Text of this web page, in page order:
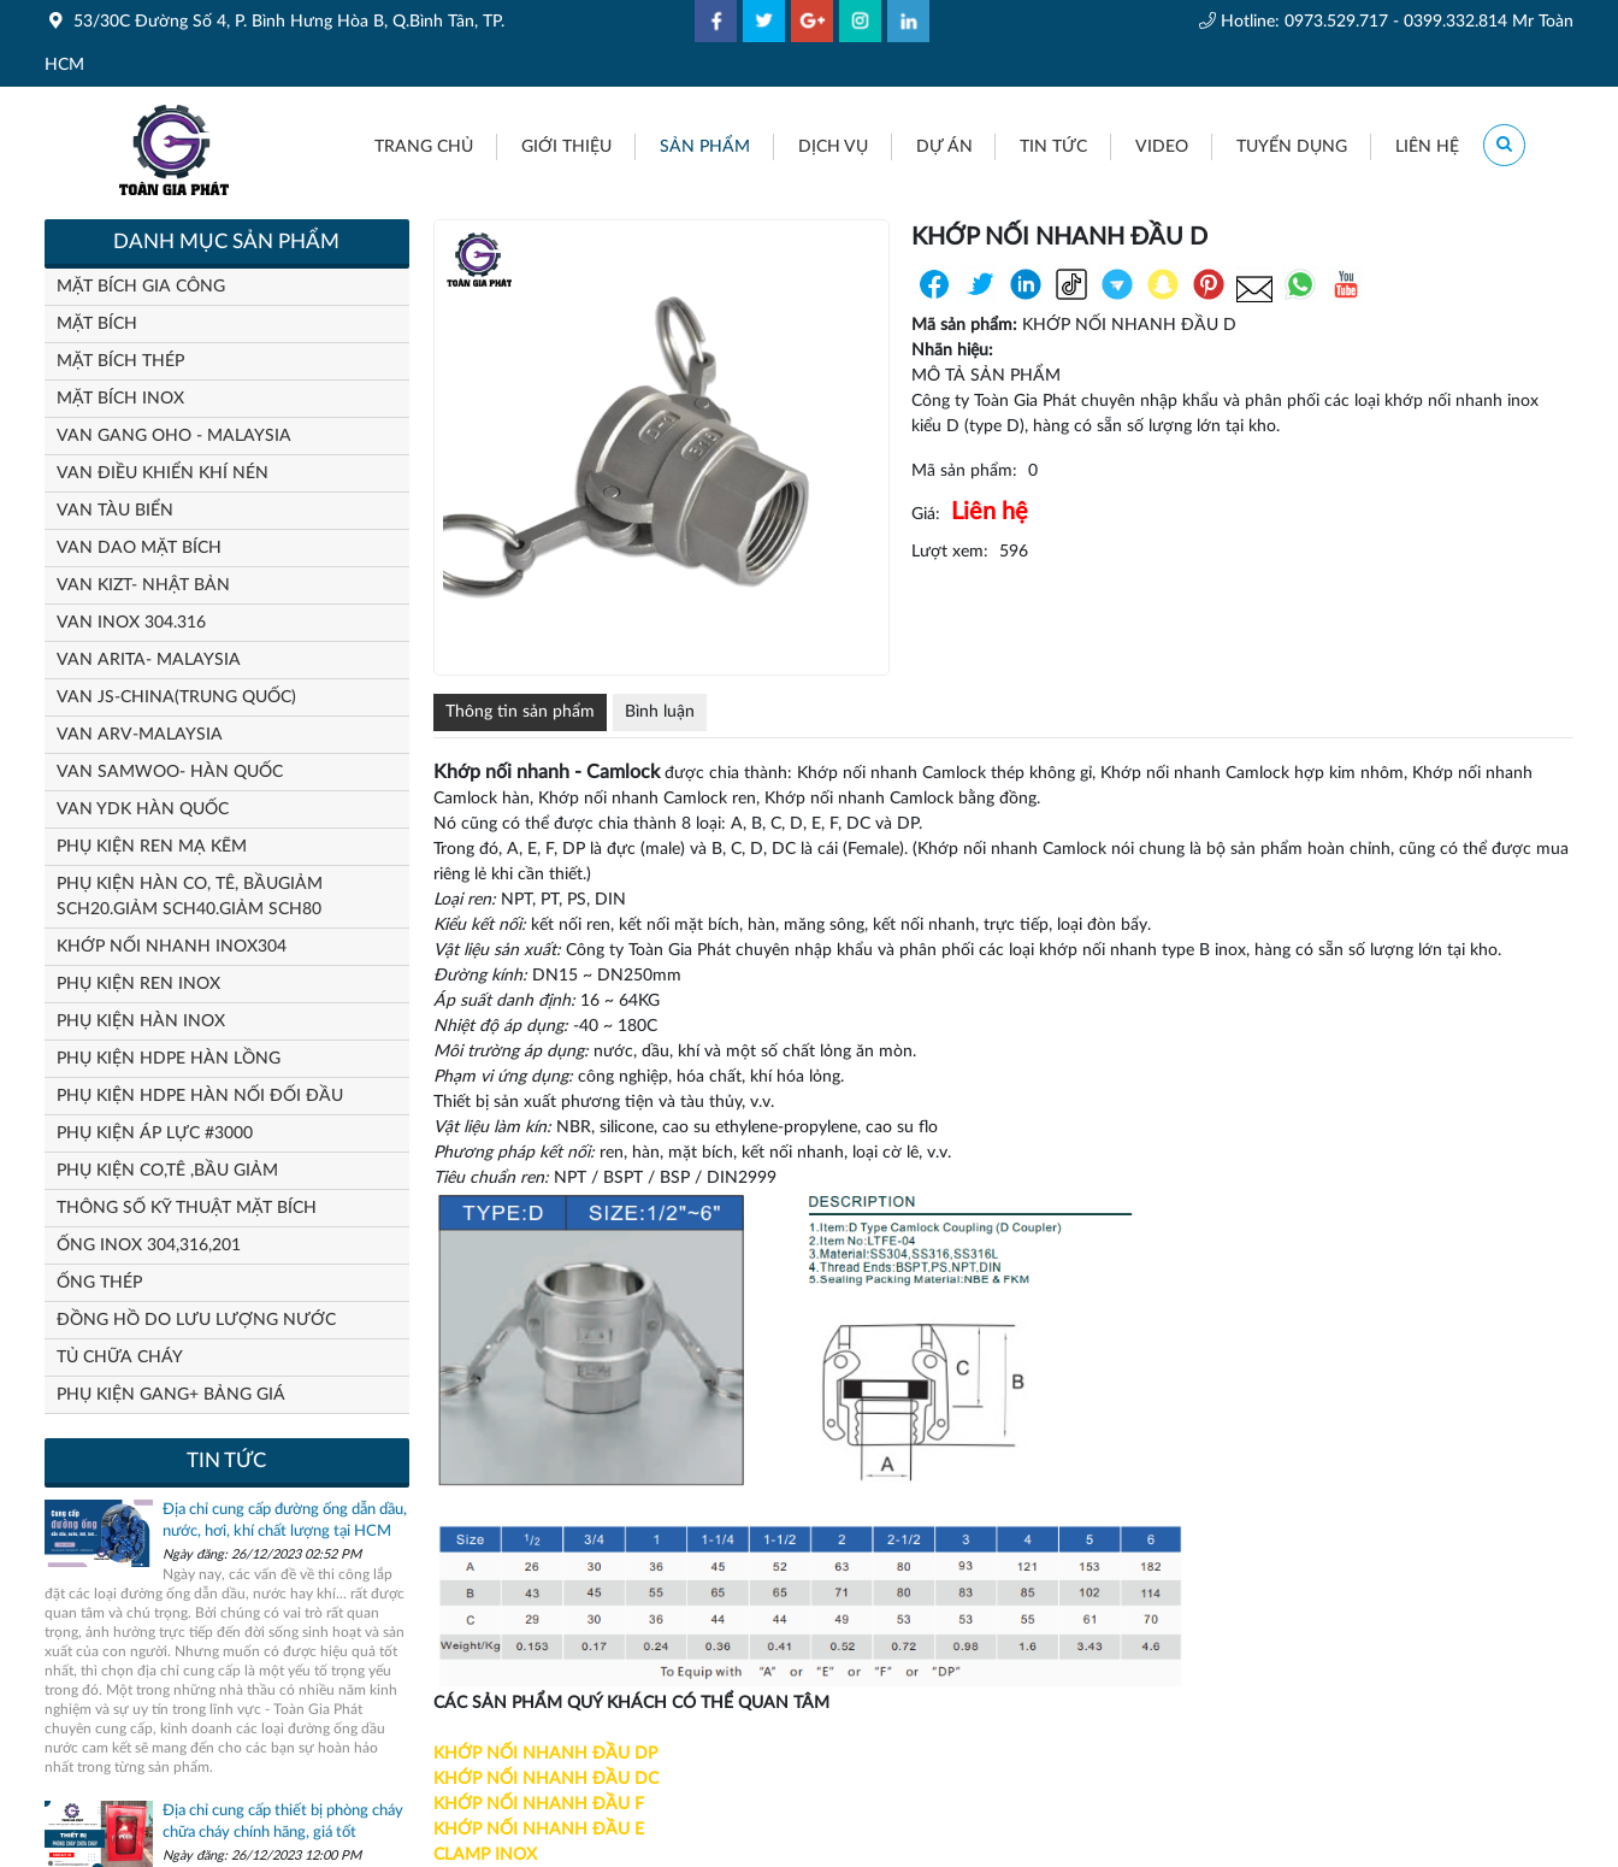
53/30C Đường Số 4, P. Bình Hưng Hòa B, Q.Bình Tân, TP.
HCM
Hotline: 0973.529.717 - 0399.332.814 Mr Toàn
TRANG CHỦ GIỚI THIỆU SẢN PHẨM DỊCH VỤ DỰ ÁN TIN TỨC VIDEO TUYỂN DỤNG LIÊN HỆ
KHỚP NỐI NHANH ĐẦU D
Mã sản phẩm: KHỚP NỐI NHANH ĐẦU D
Nhãn hiệu:
MÔ TẢ SẢN PHẨM
Công ty Toàn Gia Phát chuyên nhập khẩu và phân phối các loại khớp nối nhanh inox
kiểu D (type D), hàng có sẵn số lượng lớn tại kho.
Mã sản phẩm: 0
Giá: Liên hệ
Lượt xem: 596
Thông tin sản phẩm Bình luận
Khớp nối nhanh - Camlockđược chia thành: Khớp nối nhanh Camlock thép không gỉ, Khớp nối nhanh Camlock hợp kim nhôm, Khớp nối nhanh
Camlock hàn, Khớp nối nhanh Camlock ren, Khớp nối nhanh Camlock bằng đồng.
Nó cũng có thể được chia thành 8 loại: A, B, C, D, E, F, DC và DP.
Trong đó, A, E, F, DP là đực (male) và B, C, D, DC là cái (Female). (Khớp nối nhanh Camlock nói chung là bộ sản phẩm hoàn chỉnh, cũng có thể được mua
riêng lẻ khi cần thiết.)
Loại ren:NPT, PT, PS, DIN
Kiểu kết nối:kết nối ren, kết nối mặt bích, hàn, măng sông, kết nối nhanh, trực tiếp, loại đòn bẩy.
Vật liệu sản xuất: Công ty Toàn Gia Phát chuyên nhập khẩu và phân phối các loại khớp nối nhanh type B inox, hàng có sẵn số lượng lớn tại kho.
Đường kính:DN15 ~ DN250mm
Áp suất danh định:16 ~ 64KG
Nhiệt độ áp dụng:-40 ~ 180C
Môi trường áp dụng:nước, dầu, khí và một số chất lỏng ăn mòn.
Phạm vi ứng dụng:công nghiệp, hóa chất, khí hóa lỏng.
Thiết bị sản xuất phương tiện và tàu thủy, v.v.
Vật liệu làm kín:NBR, silicone, cao su ethylene-propylene, cao su flo
Phương pháp kết nối: ren, hàn, mặt bích, kết nối nhanh, loại cờ lê, v.v.
Tiêu chuẩn ren: NPT / BSPT / BSP / DIN2999
CÁC SẢN PHẨM QUÝ KHÁCH CÓ THỂ QUAN TÂM
KHỚP NỐI NHANH ĐẦU DP
KHỚP NỐI NHANH ĐẦU DC
KHỚP NỐI NHANH ĐẦU F
KHỚP NỐI NHANH ĐẦU E
CLAMP INOX
DANH MỤC SẢN PHẨM
MẶT BÍCH GIA CÔNG
MẶT BÍCH
MẶT BÍCH THÉP
MẶT BÍCH INOX
VAN GANG OHO - MALAYSIA
VAN ĐIỀU KHIỂN KHÍ NÉN
VAN TÀU BIỂN
VAN DAO MẶT BÍCH
VAN KIZT- NHẬT BẢN
VAN INOX 304.316
VAN ARITA- MALAYSIA
VAN JS-CHINA(TRUNG QUỐC)
VAN ARV-MALAYSIA
VAN SAMWOO- HÀN QUỐC
VAN YDK HÀN QUỐC
PHỤ KIỆN REN MẠ KẼM
PHỤ KIỆN HÀN CO, TÊ, BẦUGIẢM
SCH20.GIẢM SCH40.GIẢM SCH80
KHỚP NỐI NHANH INOX304
PHỤ KIỆN REN INOX
PHỤ KIỆN HÀN INOX
PHỤ KIỆN HDPE HÀN LỒNG
PHỤ KIỆN HDPE HÀN NỐI ĐỐI ĐẦU
PHỤ KIỆN ÁP LỰC #3000
PHỤ KIỆN CO,TÊ ,BẦU GIẢM
THÔNG SỐ KỸ THUẬT MẶT BÍCH
ỐNG INOX 304,316,201
ỐNG THÉP
ĐỒNG HỒ DO LƯU LƯỢNG NƯỚC
TỦ CHỮA CHÁY
PHỤ KIỆN GANG+ BẢNG GIÁ
TIN TỨC
Địa chỉ cung cấp đường ống dẫn dầu,
nước, hơi, khí chất lượng tại HCM
Ngày đăng: 26/12/2023 02:52 PM
Ngày nay, các vấn đề về thi công lắp
đặt các loại đường ống dẫn dầu, nước hay khí... rất được
quan tâm và chú trọng. Bởi chúng có vai trò rất quan
trọng, ảnh hưởng trực tiếp đến đời sống sinh hoạt và sản
xuất của con người. Nhưng muốn có được hiệu quả tốt
nhất, thì chọn địa chỉ cung cấp là một yếu tố trọng yếu
trong đó. Một trong những nhà thầu có nhiều năm kinh
nghiệm và sự uy tín trong lĩnh vực - Toàn Gia Phát
chuyên cung cấp, kinh doanh các loại đường ống dầu
nước cam kết sẽ mang đến cho các bạn sự hoàn hảo
nhất trong từng sản phẩm.
Địa chỉ cung cấp thiết bị phòng cháy
chữa cháy chính hãng, giá tốt
Ngày đăng: 26/12/2023 12:00 PM